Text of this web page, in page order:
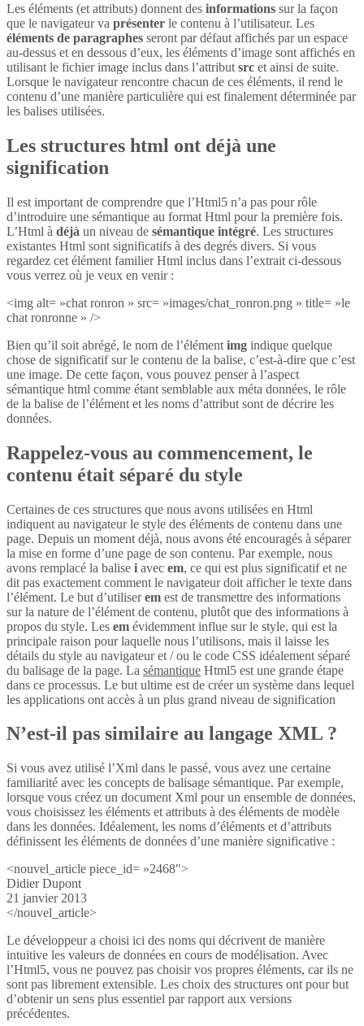
Les éléments (et attributs) donnent des informations sur la façon
que le navigateur va présenter le contenu à l’utilisateur. Les
éléments de paragraphes seront par défaut affichés par un espace
au-dessus et en dessous d’eux, les éléments d’image sont affichés en
utilisant le fichier image inclus dans l’attribut src et ainsi de suite.
Lorsque le navigateur rencontre chacun de ces éléments, il rend le
contenu d’une manière particulière qui est finalement déterminée par
les balises utilisées.
Les structures html ont déjà une
signification
Il est important de comprendre que l’Html5 n’a pas pour rôle
d’introduire une sémantique au format Html pour la première fois.
L’Html à déjà un niveau de sémantique intégré. Les structures
existantes Html sont significatifs à des degrés divers. Si vous
regardez cet élément familier Html inclus dans l’extrait ci-dessous
vous verrez où je veux en venir :
<img alt= »chat ronron » src= »images/chat_ronron.png » title= »le
chat ronronne » />
Bien qu’il soit abrégé, le nom de l’élément img indique quelque
chose de significatif sur le contenu de la balise, c’est-à-dire que c’est
une image. De cette façon, vous pouvez penser à l’aspect
sémantique html comme étant semblable aux méta données, le rôle
de la balise de l’élément et les noms d’attribut sont de décrire les
données.
Rappelez-vous au commencement, le
contenu était séparé du style
Certaines de ces structures que nous avons utilisées en Html
indiquent au navigateur le style des éléments de contenu dans une
page. Depuis un moment déjà, nous avons été encouragés à séparer
la mise en forme d’une page de son contenu. Par exemple, nous
avons remplacé la balise i avec em, ce qui est plus significatif et ne
dit pas exactement comment le navigateur doit afficher le texte dans
l’élément. Le but d’utiliserem est de transmettre des informations
sur la nature de l’élément de contenu, plutôt que des informations à
propos du style. Les em évidemment influe sur le style, qui est la
principale raison pour laquelle nous l’utilisons, mais il laisse les
détails du style au navigateur et / ou le code CSS idéalement séparé
du balisage de la page. La sémantique Html5 est une grande étape
dans ce processus. Le but ultime est de créer un système dans lequel
les applications ont accès à un plus grand niveau de signification
N’est-il pas similaire au langage XML ?
Si vous avez utilisé l’Xml dans le passé, vous avez une certaine
familiarité avec les concepts de balisage sémantique. Par exemple,
lorsque vous créez un document Xml pour un ensemble de données,
vous choisissez les éléments et attributs à des éléments de modèle
dans les données. Idéalement, les noms d’éléments et d’attributs
définissent les éléments de données d’une manière significative :
<nouvel_article piece_id= »2468″>
Didier Dupont
21 janvier 2013
</nouvel_article>
Le développeur a choisi ici des noms qui décrivent de manière
intuitive les valeurs de données en cours de modélisation. Avec
l’Html5, vous ne pouvez pas choisir vos propres éléments, car ils ne
sont pas librement extensible. Les choix des structures ont pour but
d’obtenir un sens plus essentiel par rapport aux versions
précédentes.